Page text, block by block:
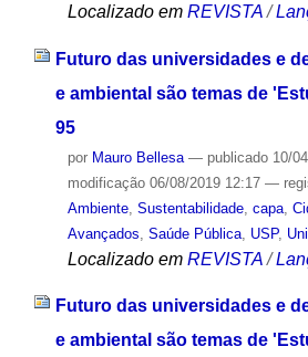
Localizado em REVISTA /
Futuro das universidades e
e ambiental são temas de
95
por Mauro Bellesa — publicado10/
modificação06/08/2019 12:17 —
Ambiente, Sustentabilidade, capa,
Avançados Saúde Pública, USP,
Localizado em REVISTA /
Futuro das universidades e
e ambiental são temas de